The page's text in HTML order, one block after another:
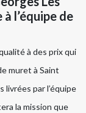
l’équipe de
à des prix qui
muret à Saint
livrées par l’équipe
la mission que